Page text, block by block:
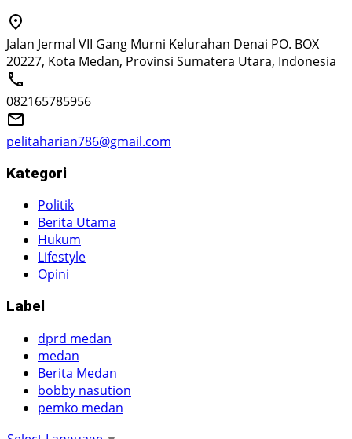
Jalan Jermal VII Gang Murni Kelurahan Denai PO. BOX
20227, Kota Medan, Provinsi Sumatera Utara, Indonesia
082165785956
pelitaharian786@gmail.com
Kategori
Politik
Berita Utama
Hukum
Lifestyle
Opini
Label
dprd medan
medan
Berita Medan
bobby nasution
pemko medan